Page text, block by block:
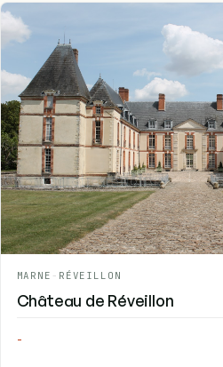
MARNE - RÉVEILLON
Château de Réveillon
-